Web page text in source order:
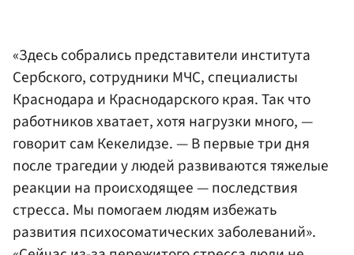
«Здесь собрались представители института
Сербского, сотрудники МЧС, специалисты
Краснодара и Краснодарского края. Так что
работников хватает, хотя нагрузки много, —
говорит сам Кекелидзе. — В первые три дня
после трагедии у людей развиваются тяжелые
реакции на происходящее — последствия
стресса. Мы помогаем людям избежать
развития психосоматических заболеваний».